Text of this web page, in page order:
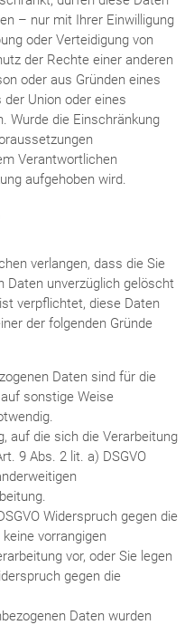
– nur mit Ihrer Einwilligung
oder Verteidigung von
der Rechte einer anderen
oder aus Gründen eines
Union oder eines
Wurde die Einschränkung
Verantwortlichen
aufgehoben wird.
verlangen, dass die Sie
Daten unverzüglich gelöscht
verpflichtet, diese Daten
der folgenden Gründe
Daten sind für die
sonstige Weise
auf die sich die Verarbeitung
9 Abs. 2 lit. a) DSGVO
Widerspruch gegen die
vorrangigen
vor, oder Sie legen
gegen die
Daten wurden